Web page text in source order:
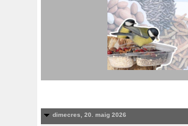
dimecres, 20. maig 2026